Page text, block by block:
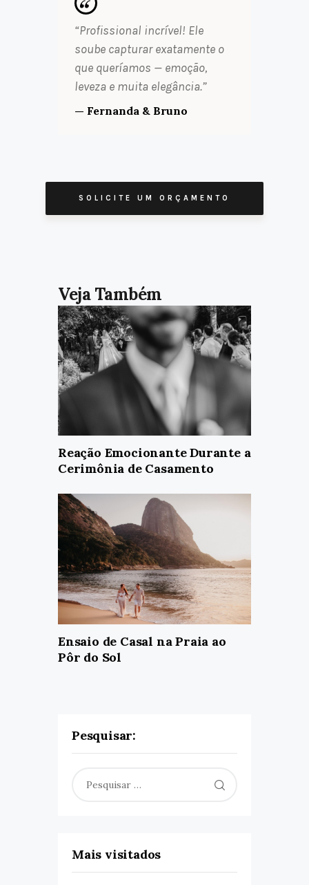
“Profissional incrível! Ele
soube capturar exatamente o
que queríamos — emoção,
leveza e muita elegância.”
— Fernanda & Bruno
SOLICITE UM ORÇAMENTO
Reação Emocionante Durante a
Cerimônia de Casamento
Ensaio de Casal na Praia ao
Pôr do Sol
Pesquisar:
por:
Mais visitados